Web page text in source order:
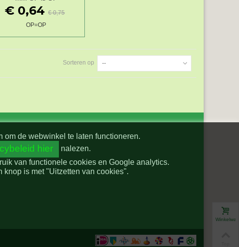
€ 0,64 € 0,75
OP=OP
Sorteren op --
de webwinkel te laten functioneren.
hier
nalezen.
van functionele cookies en Google analytics.
knop is met "Uitzetten van cookies".